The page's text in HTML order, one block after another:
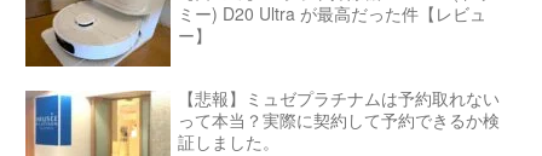
ミー) D20 Ultra が最高だった件【レビュ
ー】
【悲報】ミュゼプラチナムは予約取れない
って本当？実際に契約して予約できるか検
証しました。